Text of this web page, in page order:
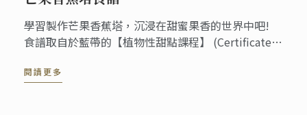
學習製作芒果香蕉塔，沉浸在甜蜜果香的世界中吧!
食譜取自於藍帶的【植物性甜點課程】 (Certificate
帶線上課程」與「藍帶倫敦校區」共同主導合作推
閱讀更多